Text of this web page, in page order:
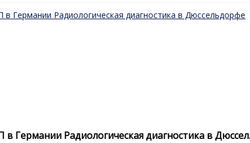
ЧЕК АП в Германии Радиологическая диагностика в